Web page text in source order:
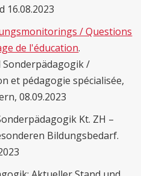
16.08.2023
/ Questions
de l'éducation.
/
et pédagogie spécialisée,
08.09.2023
Kt. ZH –
Bildungsbedarf.